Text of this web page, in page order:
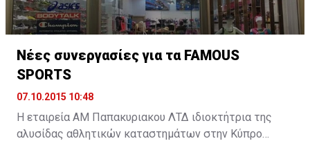
Νέες συνεργασίες για τα FAMOUS
SPORTS
07.10.2015 10:48
Η εταιρεία ΑΜ Παπακυριακου ΛΤΔ ιδιοκτήτρια της
αλυσίδας αθλητικών καταστημάτων στην Κύπρο